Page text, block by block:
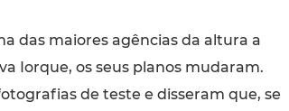
das maiores agências da altura a
Iorque, os seus planos mudaram.
de teste e disseram que, se